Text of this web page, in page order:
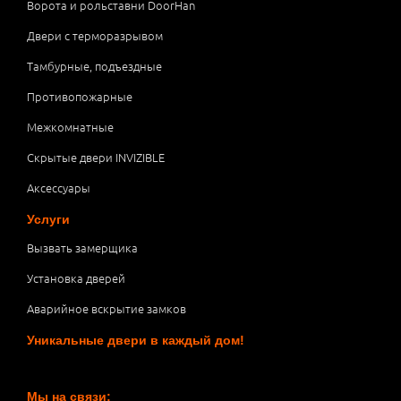
Ворота и рольставни DoorHan
Двери с терморазрывом
Тамбурные, подъездные
Противопожарные
Межкомнатные
Скрытые двери INVIZIBLE
Аксессуары
Услуги
Вызвать замерщика
Установка дверей
Аварийное вскрытие замков
Уникальные двери в каждый дом!
Мы на связи: